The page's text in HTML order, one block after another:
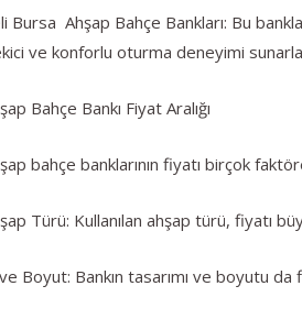
Bursa Ahşap Bahçe Bankları: Bu
ve konforlu oturma deneyimi
Bahçe Bankı Fiyat Aralığı
bahçe banklarının fiyatı birçok
Türü: Kullanılan ahşap türü, fiyatı
Boyut: Bankın tasarımı ve boyutu